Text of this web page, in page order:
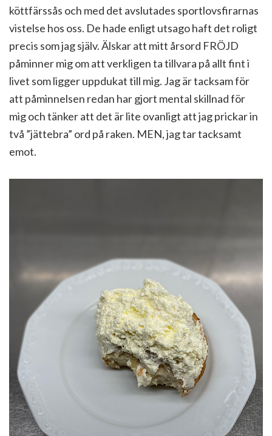
köttfärssås och med det avslutades sportlovsfirarnas
vistelse hos oss. De hade enligt utsago haft det roligt
precis som jag själv. Älskar att mitt årsord FRÖJD
påminner mig om att verkligen ta tillvara på allt fint i
livet som ligger uppdukat till mig. Jag är tacksam för
att påminnelsen redan har gjort mental skillnad för
mig och tänker att det är lite ovanligt att jag prickar in
två ”jättebra” ord på raken. MEN, jag tar tacksamt
emot.